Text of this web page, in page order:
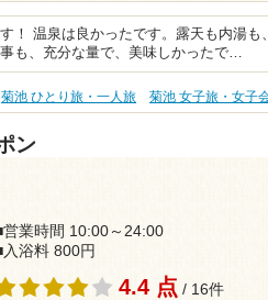
！ 温泉は良かったです。露天も内湯も
も、充分な量で、美味しかったで…
菊池 ひとり旅・一人旅 菊池 女子旅・女子
ン
営業時間 10:00～24:00
入浴料 800円
4.4 点 / 16件